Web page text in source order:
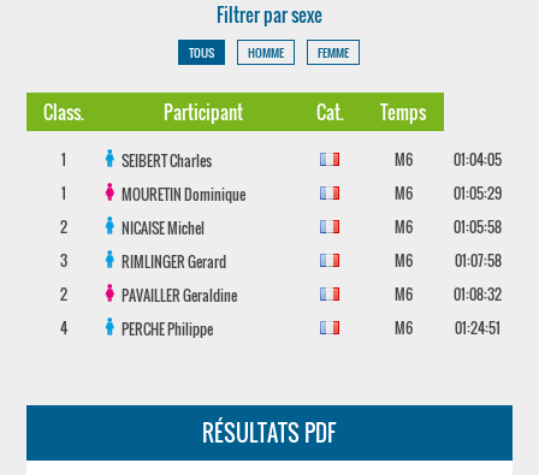
Filtrer par sexe
TOUS HOMME FEMME
Class. Participant Cat. Temps
1 SEIBERTCharles M6
01:04:05
1
MOURETINDominique M6
01:05:29
2
NICAISEMichel M6
01:05:58
3
RIMLINGERGerard M6
01:07:58
2
PAVAILLERGeraldine M6
01:08:32
4
PERCHEPhilippe M6 01:24:51
RÉSULTATS PDF